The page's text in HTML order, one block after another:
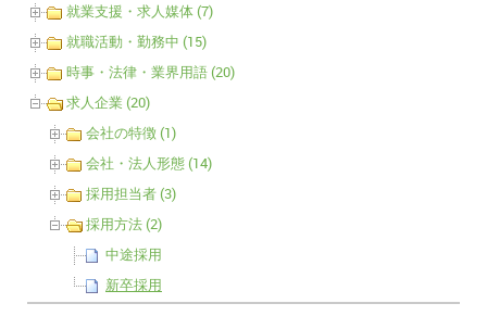
就業支援・求人媒体 (7)
就職活動・勤務中 (15)
時事・法律・業界用語 (20)
求人企業 (20)
会社の特徴 (1)
会社・法人形態 (14)
採用担当者 (3)
採用方法 (2)
中途採用
新卒採用